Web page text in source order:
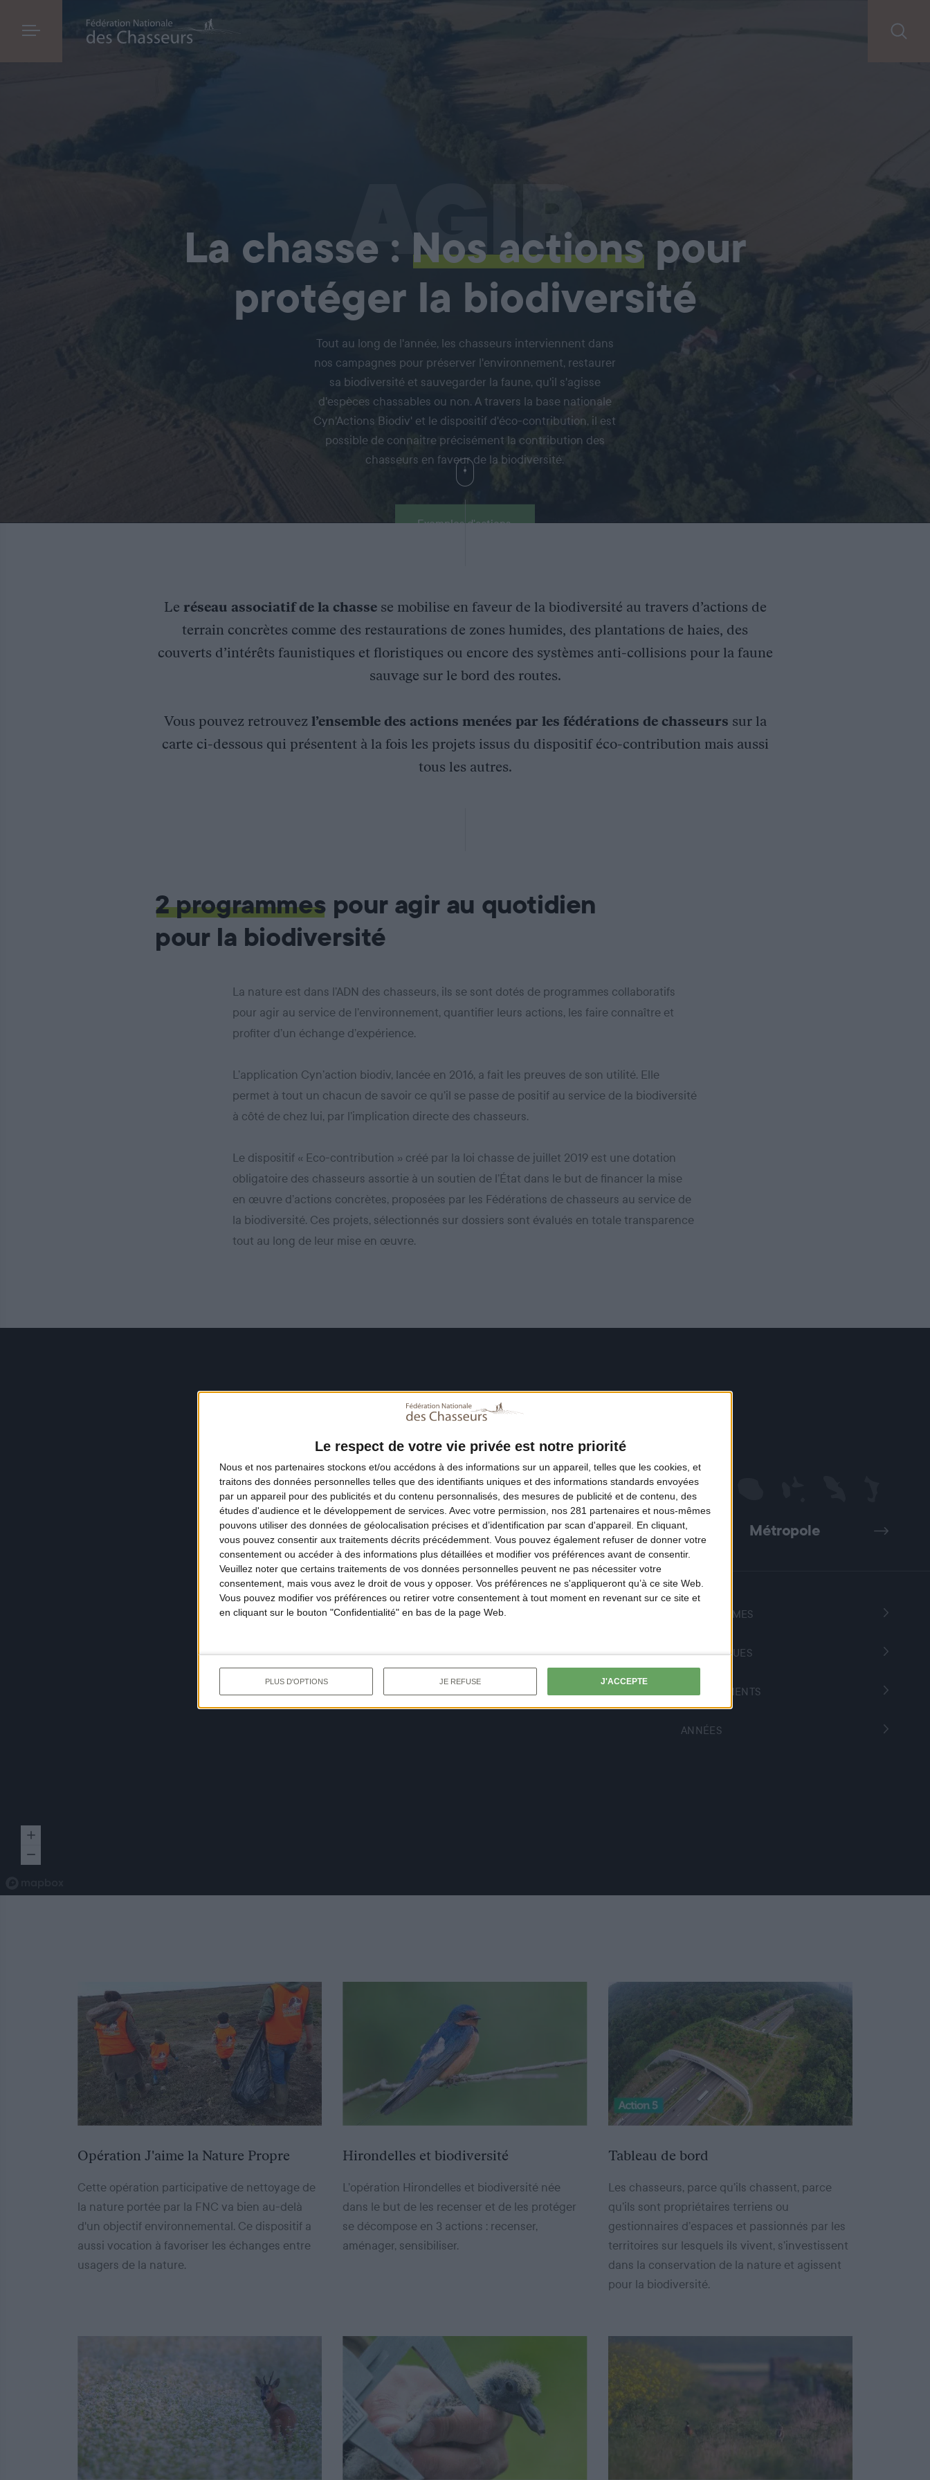
Le respect de votre vie privée est notre priorité
Nous et nos partenaires stockons et/ou accédons à des informations sur un appareil, telles que les cookies, et
traitons des données personnelles telles que des identifiants uniques et des informations standards envoyées
par un appareil pour des publicités et du contenu personnalisés, des mesures de publicité et de contenu, des
études d'audience et le développement de services. Avec votre permission, nos 281 partenaires et nous-mêmes
pouvons utiliser des données de géolocalisation précises et d’identification par scan d'appareil. En cliquant,
vous pouvez consentir aux traitements décrits précédemment. Vous pouvez également refuser de donner votre
consentement ou accéder à des informations plus détaillées et modifier vos préférences avant de consentir.
Veuillez noter que certains traitements de vos données personnelles peuvent ne pas nécessiter votre
consentement, mais vous avez le droit de vous y opposer. Vos préférences ne s'appliqueront qu’à ce site Web.
Vous pouvez modifier vos préférences ou retirer votre consentement à tout moment en revenant sur ce site et
en cliquant sur le bouton "Confidentialité" en bas de la page Web.
PLUS D'OPTIONS JE REFUSE J'ACCEPTE
AGIR
La chasse : Nos actionspour
protéger la biodiversité
Tout au long de l'année, les chasseurs interviennent dans
nos campagnes pour préserver l'environnement, restaurer
sa biodiversité et sauvegarder la faune, qu'il s'agisse
d'espèces chassables ou non. A travers la base nationale
Cyn'Actions Biodiv' et le dispositif d'éco-contribution, il est
possible de connaitre précisément la contribution des
chasseurs en faveur de la biodiversité.
Exemples d'actions
Le réseau associatif de la chassese mobilise en faveur de la biodiversité au travers d’actions de
terrain concrètes comme des restaurations de zones humides, des plantations de haies, des
couverts d’intérêts faunistiques et floristiques ou encore des systèmes anti-collisions pour la faune
sauvage sur le bord des routes.
Vous pouvez retrouvez l’ensemble des actions menées par les fédérations de chasseurs sur la
carte ci-dessous qui présentent à la fois les projets issus du dispositif éco-contribution mais aussi
tous les autres.
2 programmes pour agir au quotidien
pour la biodiversité
La nature est dans l’ADN des chasseurs, ils se sont dotés de programmes collaboratifs
pour agir au service de l’environnement, quantifier leurs actions, les faire connaître et
profiter d’un échange d’expérience.
L’application Cyn’action biodiv, lancée en 2016, a fait les preuves de son utilité. Elle
permet à tout un chacun de savoir ce qu’il se passe de positif au service de la biodiversité
à côté de chez lui, par l’implication directe des chasseurs.
Le dispositif « Eco-contribution » créé par la loi chasse de juillet 2019 est une dotation
obligatoire des chasseurs assortie à un soutien de l’État dans le but de financer la mise
en œuvre d’actions concrètes, proposées par les Fédérations de chasseurs au service de
la biodiversité. Ces projets, sélectionnés sur dossiers sont évalués en totale transparence
tout au long de leur mise en œuvre.
Précédent Métropole Suivant
PROGRAMMES
THÉMATIQUES
DÉPARTEMENTS
ANNÉES
Opération J'aime la Nature Propre
Cette opération participative de nettoyage de
la nature portée par la FNC va bien au-delà
d'un objectif environnemental. Ce dispositif a
aussi vocation à favoriser les échanges entre
usagers de la nature.
Hirondelles et biodiversité
L’opération Hirondelles et biodiversité née
dans le but de les recenser et de les protéger
se décompose en 3 actions : recenser,
aménager, sensibiliser.
Tableau de bord
Les chasseurs, parce qu’ils chassent, parce
qu’ils sont propriétaires terriens ou
gestionnaires d’espaces et passionnés par les
territoires sur lesquels ils vivent, s’investissent
dans la conservation de la nature et agissent
pour la biodiversité.